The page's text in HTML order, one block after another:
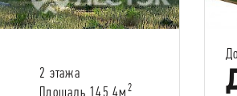
2 этажа
Площадь 145.4м2